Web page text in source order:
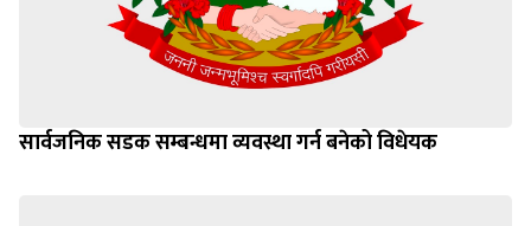
सार्वजनिक सडक सम्बन्धमा व्यवस्था गर्न बनेको विधेयक